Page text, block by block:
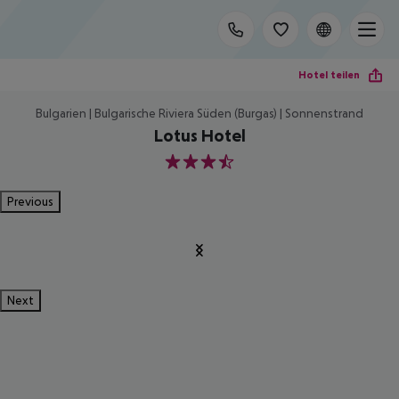
Hotel teilen
Bulgarien | Bulgarische Riviera Süden (Burgas) | Sonnenstrand
Lotus Hotel
3.5
Previous
Next